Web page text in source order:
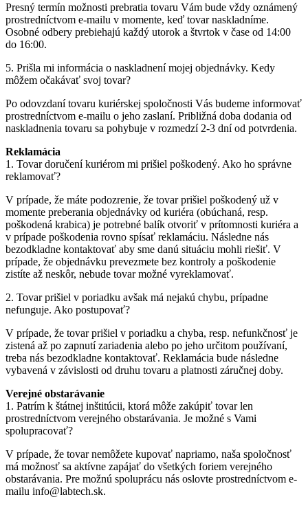
Presný termín možnosti prebratia tovaru Vám bude vždy oznámený
prostredníctvom e-mailu v momente, keď tovar naskladníme.
Osobné odbery prebiehajú každý utorok a štvrtok v čase od 14:00
do 16:00.
5. Prišla mi informácia o naskladnení mojej objednávky. Kedy
môžem očakávať svoj tovar?
Po odovzdaní tovaru kuriérskej spoločnosti Vás budeme informovať
prostredníctvom e-mailu o jeho zaslaní. Približná doba dodania od
naskladnenia tovaru sa pohybuje v rozmedzí 2-3 dní od potvrdenia.
Reklamácia
1. Tovar doručení kuriérom mi prišiel poškodený. Ako ho správne
reklamovať?
V prípade, že máte podozrenie, že tovar prišiel poškodený už v
momente preberania objednávky od kuriéra (obúchaná, resp.
poškodená krabica) je potrebné balík otvoriť v prítomnosti kuriéra a
v prípade poškodenia rovno spísať reklamáciu. Následne nás
bezodkladne kontaktovať aby sme danú situáciu mohli riešiť. V
prípade, že objednávku prevezmete bez kontroly a poškodenie
zistíte až neskôr, nebude tovar možné vyreklamovať.
2. Tovar prišiel v poriadku avšak má nejakú chybu, prípadne
nefunguje. Ako postupovať?
V prípade, že tovar prišiel v poriadku a chyba, resp. nefunkčnosť je
zistená až po zapnutí zariadenia alebo po jeho určitom používaní,
treba nás bezodkladne kontaktovať. Reklamácia bude následne
vybavená v závislosti od druhu tovaru a platnosti záručnej doby.
Verejné obstarávanie
1. Patrím k štátnej inštitúcii, ktorá môže zakúpiť tovar len
prostredníctvom verejného obstarávania. Je možné s Vami
spolupracovať?
V prípade, že tovar nemôžete kupovať napriamo, naša spoločnosť
má možnosť sa aktívne zapájať do všetkých foriem verejného
obstarávania. Pre možnú spoluprácu nás oslovte prostredníctvom e-
mailu info@labtech.sk.